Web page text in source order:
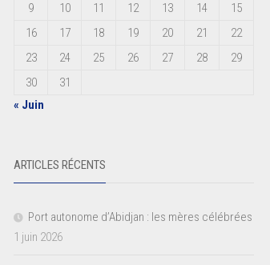
9
10 11 12 13 14
15
16
17 18 19 20 21
22
23
24 25 26 27 28
29
30
31
« Juin
ARTICLES RÉCENTS
Port autonome d’Abidjan : les mères célébrées
1 juin 2026